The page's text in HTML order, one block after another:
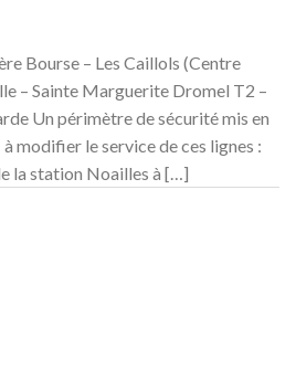
Bourse – Les Caillols (Centre
– Sainte Marguerite Dromel T2 –
Un périmètre de sécurité mis en
modifier le service de ces lignes :
la station Noailles à […]